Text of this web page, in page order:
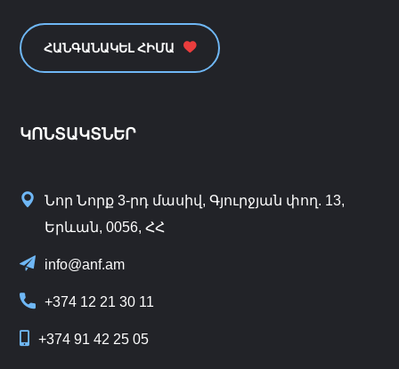
ՀԱՆԳԱՆԱԿԵԼ ՀԻՄԱ
ԿՈՆՏԱԿՏՆԵՐ
Նոր Նորք 3-րդ մասիվ, Գյուրջյան փող. 13,
Երևան, 0056, ՀՀ
info@anf.am
+374 12 21 30 11
+374 91 42 25 05